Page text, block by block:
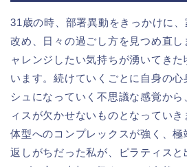
31歳の時、部署異動をきっかけに
改め、日々の過ごし方を見つめ直
ャレンジしたい気持ちが湧いてき
います。続けていくごとに自身の
シュになっていく不思議な感覚か
ィスが欠かせないものとなってい
体型へのコンプレックスが強く、極
返しがちだった私が、ピラティスと